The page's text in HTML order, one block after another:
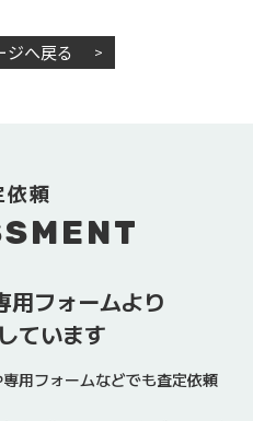
ジへ戻る >
依頼
用フォームより
ています
用フォームなどでも査定依頼